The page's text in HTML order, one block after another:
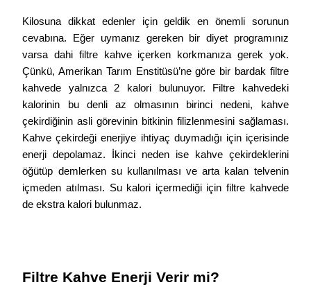
Kilosuna dikkat edenler için geldik en önemli sorunun
cevabına. Eğer uymanız gereken bir diyet programınız
varsa dahi filtre kahve içerken korkmanıza gerek yok.
Çünkü, Amerikan Tarım Enstitüsü’ne göre bir bardak filtre
kahvede yalnızca 2 kalori bulunuyor. Filtre kahvedeki
kalorinin bu denli az olmasının birinci nedeni, kahve
çekirdiğinin asli görevinin bitkinin filizlenmesini sağlaması.
Kahve çekirdeği enerjiye ihtiyaç duymadığı için içerisinde
enerji depolamaz. İkinci neden ise kahve çekirdeklerini
öğütüp demlerken su kullanılması ve arta kalan telvenin
içmeden atılması. Su kalori içermediği için filtre kahvede
de ekstra kalori bulunmaz.
Filtre Kahve Enerji Verir mi?